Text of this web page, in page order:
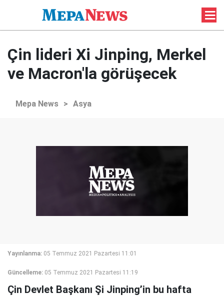
Çin lideri Xi Jinping, Merkel
ve Macron'la görüşecek
Mepa News > Asya
Yayınlanma: 05 Temmuz 2021 Pazartesi 11:01
Güncelleme: 05 Temmuz 2021 Pazartesi 11:19
Çin Devlet Başkanı Şi Jinping’in bu hafta